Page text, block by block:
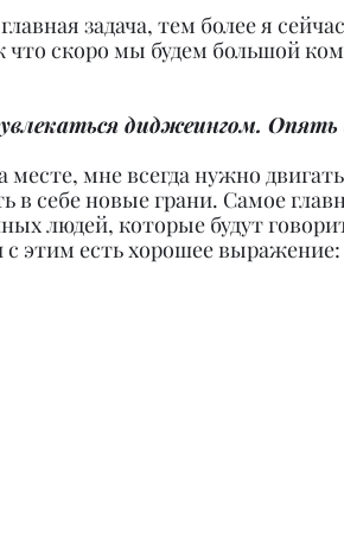
задача, тем более я
что скоро мы будем большой
диджеингом. Опять
месте, мне всегда нужно
в себе новые грани. Самое
людей, которые будут
с этим есть хорошее